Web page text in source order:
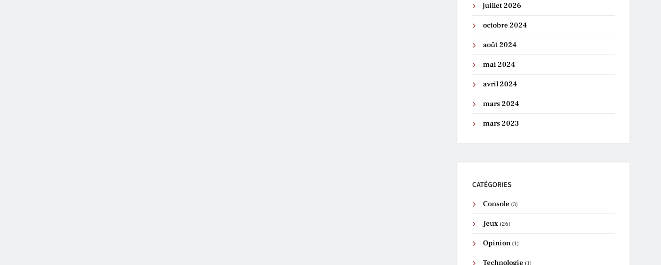
juillet 2026
octobre 2024
août 2024
mai 2024
avril 2024
mars 2024
mars 2023
CATÉGORIES
Console (3)
Jeux (26)
Opinion (1)
Technologie (1)